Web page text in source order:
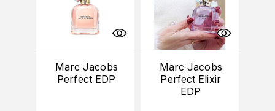
Marc Jacobs
Perfect EDP
Marc Jacobs
Perfect Elixir
EDP